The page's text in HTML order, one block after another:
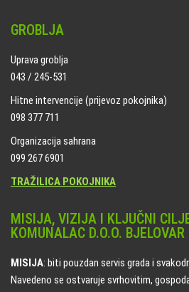
GROBLJA
Uprava groblja
043 / 245-531
Hitne intervencije (prijevoz pokojnika)
098 377 711
Organizacija sahrana
099 267 6901
TRAŽILICA POKOJNIKA
MISIJA, VIZIJA I KLJUČNI
KOMUNALAC D.O.O. BJELOVAR
MISIJA: biti pouzdan servis grada i
Navedeno se ostvaruje svrhovitim,